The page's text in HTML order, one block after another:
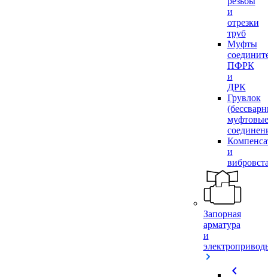
и
отрезки
труб
Муфты
ПФРК
и
ДРК
Грувлок
муфтовые
и
Запорная
арматура
и
chevron_left